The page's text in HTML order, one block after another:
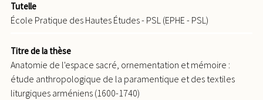
Tutelle
École Pratique des Hautes Études - PSL (EPHE - PSL)
Titre de la thèse
Anatomie de l'espace sacré, ornementation et mémoire :
étude anthropologique de la paramentique et des textiles
liturgiques arméniens (1600-1740)